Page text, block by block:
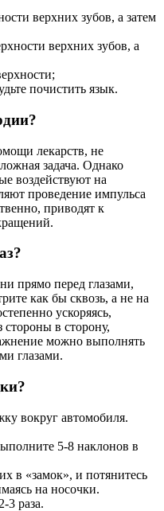
верхних зубов, а затем
верхних зубов, а
почистить язык.
лекарств, не
задача. Однако
воздействуют на
проведение импульса
приводят к
прямо перед глазами,
как бы сквозь, а не на
ускоряясь,
стороны в сторону,
можно выполнять
глазами.
вокруг автомобиля.
5-8 наклонов в
в «замок», и потянитесь
на носочки.
3 раза.